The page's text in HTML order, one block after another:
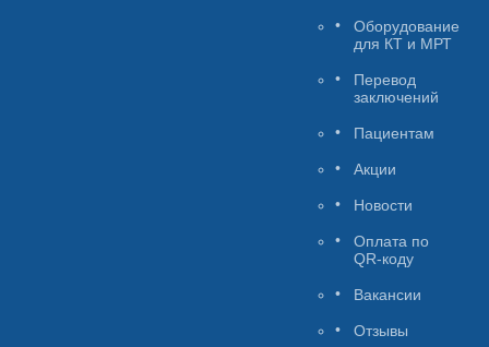
Оборудование
для КТ и МРТ
Перевод
заключений
Пациентам
Акции
Новости
Оплата по
QR-коду
Вакансии
Отзывы